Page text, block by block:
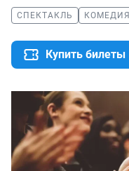
СПЕКТАКЛЬ КОМЕДИЯ
Купить билеты